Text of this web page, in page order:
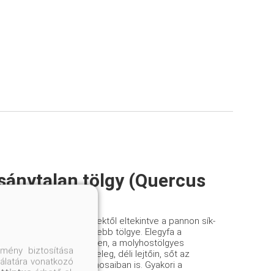
tölgy (Quercus
magas talajvizű területektől eltekintve a pannon sík-
egyik legelterjedtebb tölgye. Elegyfa a
sík- és dombvidéken, a molyhostölgyes
a bokroserdők meleg, déli lejtőin, sőt az
és völgyek gyertyánosaiban is. Gyakori a
biztosítása
vonatkozó